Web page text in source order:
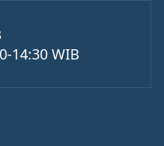
14:30 WIB